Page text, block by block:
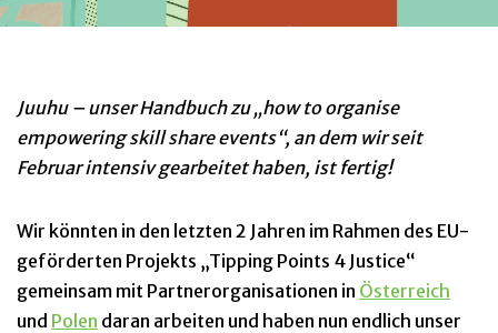
Juuhu – unser Handbuch zu „how to organise
empowering skill share events“, an dem wir seit
Februar intensiv gearbeitet haben, ist fertig!
Wir könnten in den letzten 2 Jahren im Rahmen des EU-
geförderten Projekts „Tipping Points 4 Justice“
gemeinsam mit Partnerorganisationen in Österreich
und Polen daran arbeiten und haben nun endlich unser